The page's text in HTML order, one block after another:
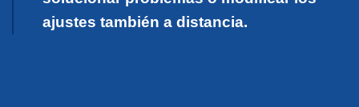
ajustes también a distancia.